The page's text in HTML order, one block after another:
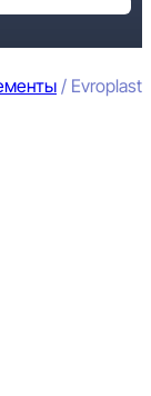
/ Evroplast